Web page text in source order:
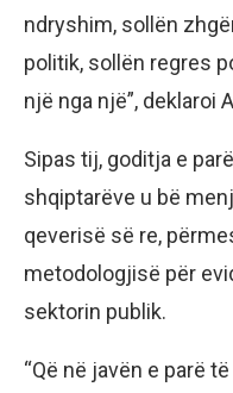
ndryshim, sollën
politik, sollën regres
një nga një”, deklaroi
Sipas tij, goditja e
shqiptarëve u bë
qeverisë së re,
metodologjisë për
sektorin publik.
“Që në javën e parë